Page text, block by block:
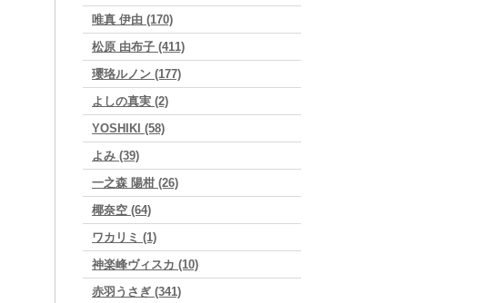
唯真 伊由 (170)
松原 由布子 (411)
瓔珞ルノン (177)
よしの真実 (2)
YOSHIKI (58)
よみ (39)
一之森 陽柑 (26)
椰奈空 (64)
ワカリミ (1)
神楽峰ヴィスカ (10)
赤羽うさぎ (341)